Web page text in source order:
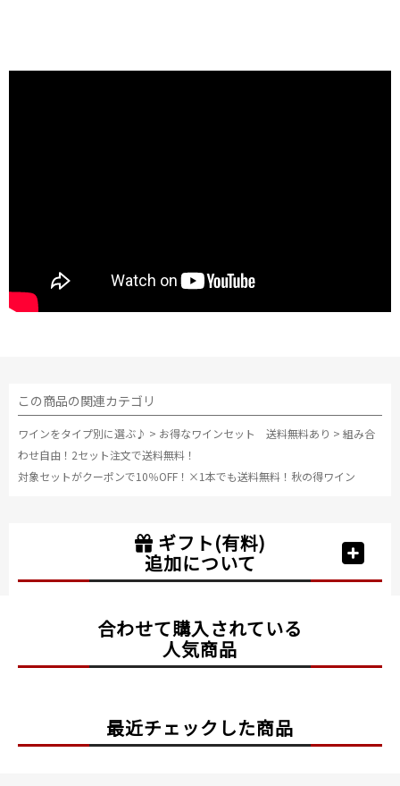
この商品の関連カテゴリ
ワインをタイプ別に選ぶ♪ > お得なワインセット 送料無料あり > 組み合
わせ自由！2セット注文で送料無料！
対象セットがクーポンで10％OFF！×1本でも送料無料！秋の得ワイン
ギフト(有料)
追加について
合わせて購入されている
人気商品
最近チェックした商品